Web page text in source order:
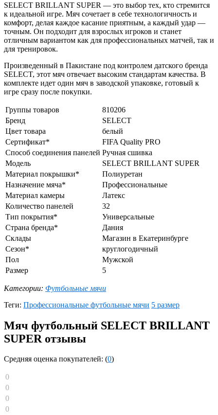
SELECT BRILLANT SUPER — это выбор тех, кто стремится
к идеальной игре. Мяч сочетает в себе технологичность и
комфорт, делая каждое касание приятным, а каждый удар —
точным. Он подходит для взрослых игроков и станет
отличным вариантом как для профессиональных матчей, так и
для тренировок.
Произведенный в Пакистане под контролем датского бренда
SELECT, этот мяч отвечает высоким стандартам качества. В
комплекте идет один мяч в заводской упаковке, готовый к
игре сразу после покупки.
Группы товаров
810206
Бренд
SELECT
Цвет товара
белый
Сертификат*
FIFA Quality PRO
Способ соединения панелей Ручная сшивка
Модель
SELECT BRILLANT SUPER
Материал покрышки*
Полиуретан
Назначение мяча*
Профессиональные
Материал камеры
Латекс
Количество панелей
32
Тип покрытия*
Универсальные
Страна бренда*
Дания
Склады
Магазин в Екатеринбурге
Сезон*
круглогодичный
Пол
Мужской
Размер
5
Категории: Футбольные мячи
Теги: Профессиональные футбольные мячи 5 размер
Мяч футбольный SELECT BRILLANT
SUPER отзывы
Средняя оценка покупателей: (0)
0
0
0
0